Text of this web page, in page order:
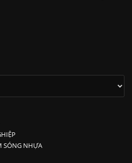
SÓNG NHỰA